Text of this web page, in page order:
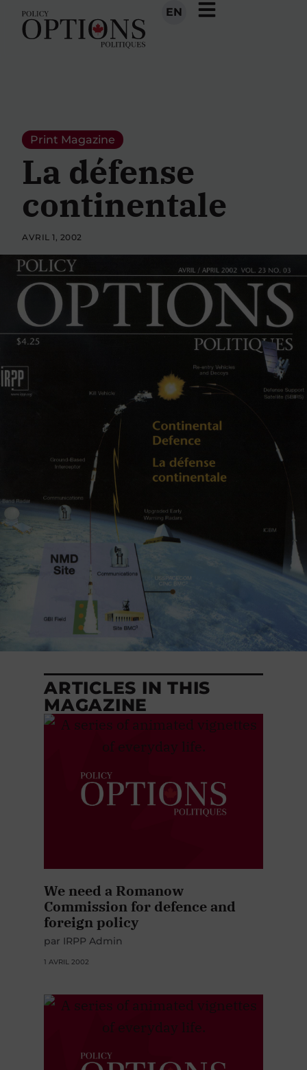
EN
Print Magazine
La défense
continentale
AVRIL 1, 2002
ARTICLES IN THIS
MAGAZINE
We need a Romanow
Commission for defence and
foreign policy
par IRPP Admin
1 AVRIL 2002